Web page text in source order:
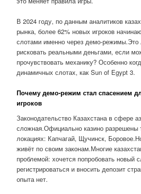
В 2024 году, по данным аналитиков
рынка, более 62% новых игроков
слотами именно через демо-режимы.Это
рисковать реальными деньгами, если
прочувствовать механику? Особенно
динамичных слотах, как Sun of Egypt 3.
Почему демо-режим стал спасением
игроков
Законодательство Казахстана в сфере
сложная.Официально казино разрешены
локациях: Капчагай, Щучинск,
живёт по своим законам.Многие
проблемой: хочется попробовать новый
регистрироваться и вносить депозит
опыта нет.